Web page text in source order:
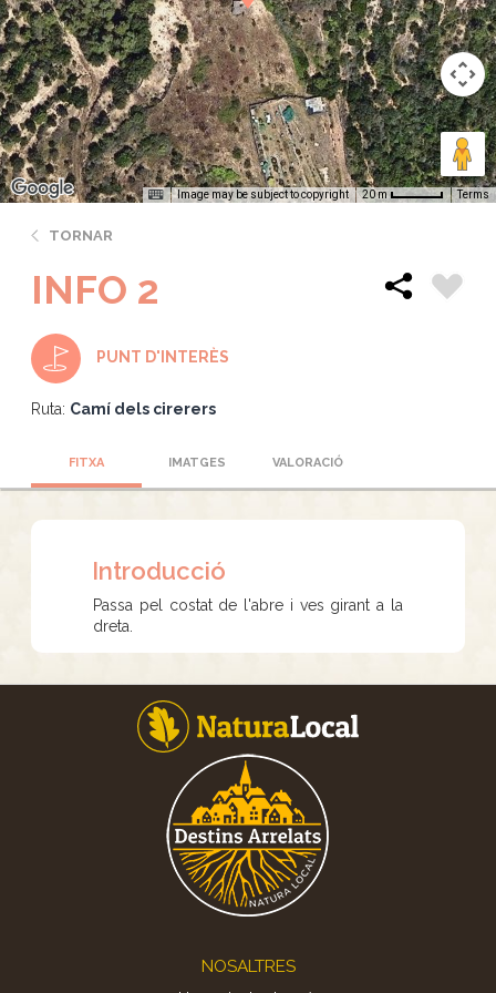
Image may be subject to copyright 20 m Terms
TORNAR
INFO 2
PUNT D'INTERÈS
Ruta: Camí dels cirerers
FITXA IMATGES VALORACIÓ
Introducció
Passa pel costat de l'abre i ves girant a la
dreta.
NOSALTRES